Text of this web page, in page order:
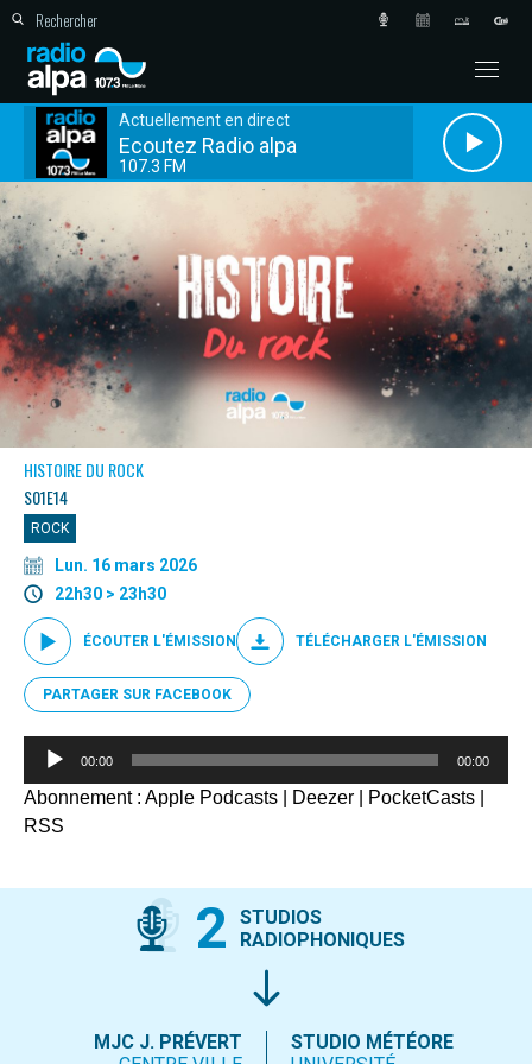
Actuellement en direct
Ecoutez Radio alpa
107.3 FM
HISTOIRE DU ROCK
S01E14
ROCK
Lun. 16 mars 2026
22h30 > 23h30
ÉCOUTER L'ÉMISSION TÉLÉCHARGER L'ÉMISSION
PARTAGER SUR FACEBOOK
Lecteur
00:00 00:00
Abonnement : Apple Podcasts Deezer PocketCasts
RSS
2
STUDIOS
RADIOPHONIQUES
MJC J. PRÉVERT
STUDIO MÉTÉORE